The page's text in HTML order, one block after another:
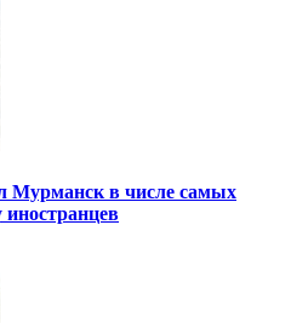
Мурманск в числе самых